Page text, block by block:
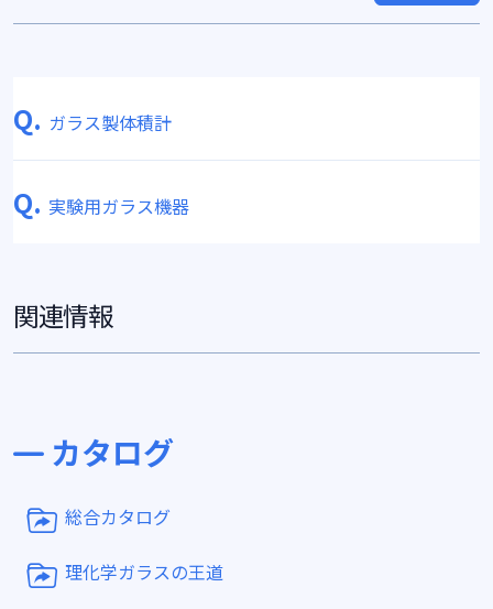
Q. ガラス製体積計
Q. 実験用ガラス機器
関連情報
カタログ
総合カタログ
理化学ガラスの王道